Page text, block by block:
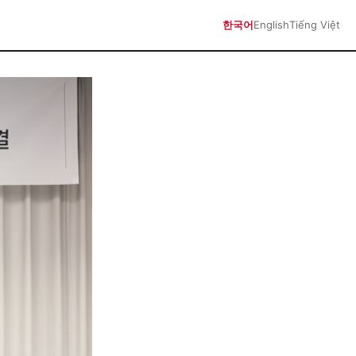
한국어EnglishTiếng Việt